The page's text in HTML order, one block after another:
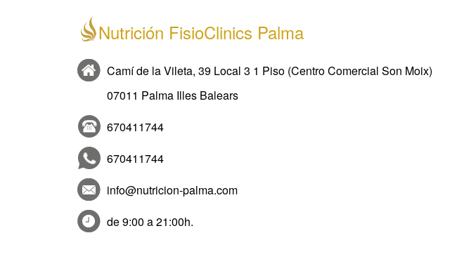
Nutrición FisioClinics Palma
Camí de la Vileta, 39 Local 3 1 Piso (Centro Comercial Son Moix)
07011 Palma Illes Balears
670411744
670411744
info@nutricion-palma.com
de 9:00 a 21:00h.